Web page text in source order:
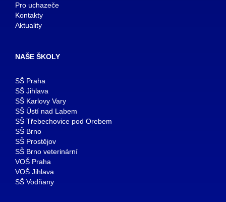
Pro uchazeče
Kontakty
Aktuality
NAŠE ŠKOLY
SŠ Praha
SŠ Jihlava
SŠ Karlovy Vary
SŠ Ústí nad Labem
SŠ Třebechovice pod Orebem
SŠ Brno
SŠ Prostějov
SŠ Brno veterinární
VOŠ Praha
VOŠ Jihlava
SŠ Vodňany